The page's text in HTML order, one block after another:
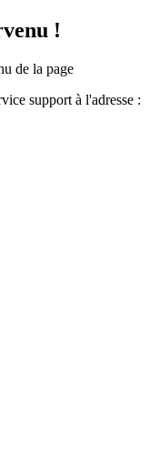
!
de la page
support à l'adresse :